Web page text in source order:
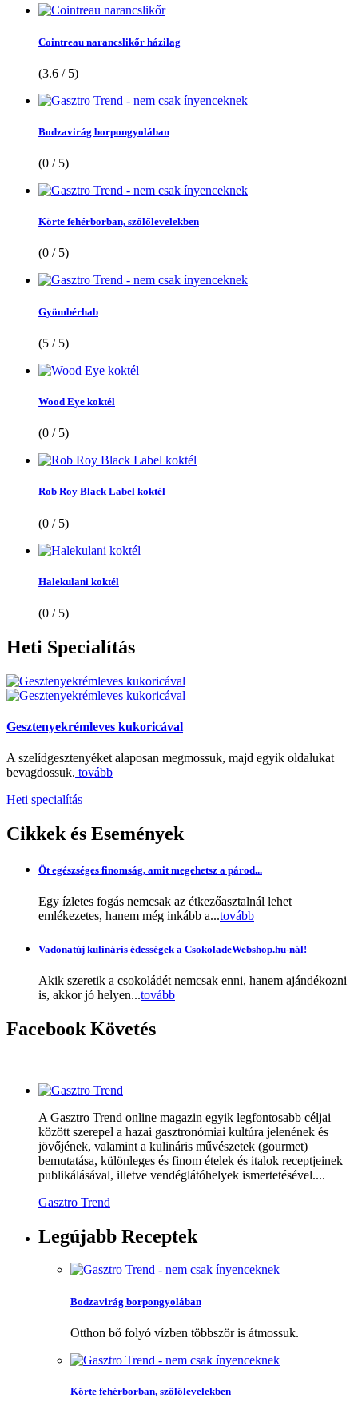
Cointreau narancslikőr házilag
(3.6 / 5)
Bodzavirág borpongyolában
(0 / 5)
Körte fehérborban, szőlőlevelekben
(0 / 5)
Gyömbérhab
(5 / 5)
Wood Eye koktél
(0 / 5)
Rob Roy Black Label koktél
(0 / 5)
Halekulani koktél
(0 / 5)
Heti Specialítás
Gesztenyekrémleves kukoricával
A szelídgesztenyéket alaposan megmossuk, majd egyik oldalukat
bevagdossuk. tovább
Heti specialítás
Cikkek és Események
Öt egészséges finomság, amit megehetsz a párod...
Egy ízletes fogás nemcsak az étkezőasztalnál lehet
emlékezetes, hanem még inkább a...tovább
Vadonatúj kulináris édességek a CsokoladeWebshop.hu-nál!
Akik szeretik a csokoládét nemcsak enni, hanem ajándékozni
is, akkor jó helyen...tovább
Facebook Követés
A Gasztro Trend online magazin egyik legfontosabb céljai
között szerepel a hazai gasztronómiai kultúra jelenének és
jövőjének, valamint a kulináris művészetek (gourmet)
bemutatása, különleges és finom ételek és italok receptjeinek
publikálásával, illetve vendéglátóhelyek ismertetésével....
Gasztro Trend
Legújabb Receptek
Bodzavirág borpongyolában
Otthon bő folyó vízben többször is átmossuk.
Körte fehérborban, szőlőlevelekben